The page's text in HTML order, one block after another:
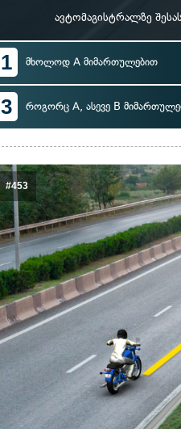
ავტომაგისტრალზე
1 მხოლოდ A მიმართულებით
3 როგორც A, ასევე B
#453